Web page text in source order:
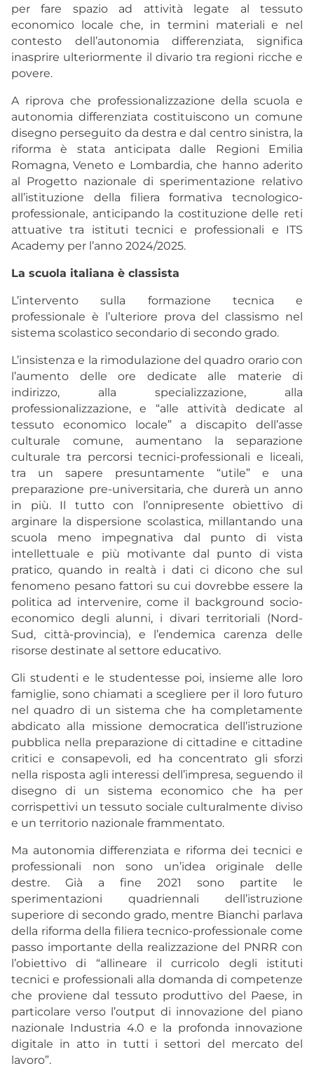
per fare spazio ad attività legate al tessuto
economico locale che, in termini materiali e nel
contesto dell’autonomia differenziata, significa
inasprire ulteriormente il divario tra regioni ricche e
povere.
A riprova che professionalizzazione della scuola e
autonomia differenziata costituiscono un comune
disegno perseguito da destra e dal centro sinistra, la
riforma è stata anticipata dalle Regioni Emilia
Romagna, Veneto e Lombardia, che hanno aderito
al Progetto nazionale di sperimentazione relativo
all’istituzione della filiera formativa tecnologico-
professionale, anticipando la costituzione delle reti
attuative tra istituti tecnici e professionali e ITS
Academy per l’anno 2024/2025.
La scuola italiana è classista
L’intervento sulla formazione tecnica e
professionale è l’ulteriore prova del classismo nel
sistema scolastico secondario di secondo grado.
L’insistenza e la rimodulazione del quadro orario con
l’aumento delle ore dedicate alle materie di
indirizzo, alla specializzazione, alla
professionalizzazione, e “alle attività dedicate al
tessuto economico locale” a discapito dell’asse
culturale comune, aumentano la separazione
culturale tra percorsi tecnici-professionali e liceali,
tra un sapere presuntamente “utile” e una
preparazione pre-universitaria, che durerà un anno
in più. Il tutto con l’onnipresente obiettivo di
arginare la dispersione scolastica, millantando una
scuola meno impegnativa dal punto di vista
intellettuale e più motivante dal punto di vista
pratico, quando in realtà i dati ci dicono che sul
fenomeno pesano fattori su cui dovrebbe essere la
politica ad intervenire, come il background socio-
economico degli alunni, i divari territoriali (Nord-
Sud, città-provincia), e l’endemica carenza delle
risorse destinate al settore educativo.
Gli studenti e le studentesse poi, insieme alle loro
famiglie, sono chiamati a scegliere per il loro futuro
nel quadro di un sistema che ha completamente
abdicato alla missione democratica dell’istruzione
pubblica nella preparazione di cittadine e cittadine
critici e consapevoli, ed ha concentrato gli sforzi
nella risposta agli interessi dell’impresa, seguendo il
disegno di un sistema economico che ha per
corrispettivi un tessuto sociale culturalmente diviso
e un territorio nazionale frammentato.
Ma autonomia differenziata e riforma dei tecnici e
professionali non sono un’idea originale delle
destre. Già a fine 2021 sono partite le
sperimentazioni quadriennali dell’istruzione
superiore di secondo grado, mentre Bianchi parlava
della riforma della filiera tecnico-professionale come
passo importante della realizzazione del PNRR con
l’obiettivo di “allineare il curricolo degli istituti
tecnici e professionali alla domanda di competenze
che proviene dal tessuto produttivo del Paese, in
particolare verso l’output di innovazione del piano
nazionale Industria 4.0 e la profonda innovazione
digitale in atto in tutti i settori del mercato del
lavoro”.